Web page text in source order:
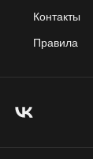
Контакты
Правила